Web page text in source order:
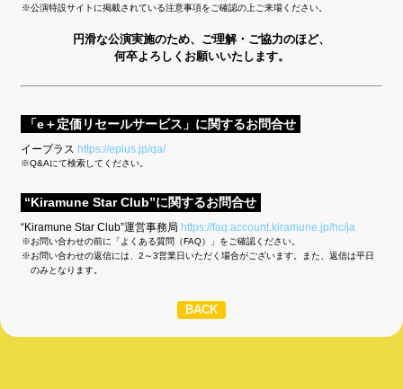
公演特設サイトに掲載されている注意事項をご確認の上ご来場ください。
円滑な公演実施のため、ご理解・ご協力のほど、
何卒よろしくお願いいたします。
「e＋定価リセールサービス」に関するお問合せ
イープラスhttps://eplus.jp/qa/
※Q&Aにて検索してください。
“Kiramune Star Club”に関するお問合せ
“Kiramune Star Club”運営事務局 https://faq.account.kiramune.jp/hc/ja
お問い合わせの前に「よくある質問（FAQ）」をご確認ください。
お問い合わせの返信には、2～3営業日いただく場合がございます。また、返信は平日
のみとなります。
BACK